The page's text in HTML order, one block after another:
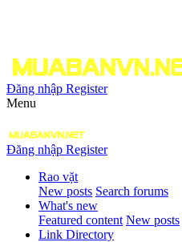
Đăng nhập Register
Menu
Đăng nhập Register
Rao vặt
New posts Search forums
What's new
Featured content New posts
Link Directory